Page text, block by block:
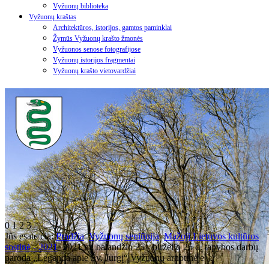
Vyžuonų biblioteka
Vyžuonų kraštas
Architektūros, istorijos, gamtos paminklai
Žymūs Vyžuonų krašto žmonės
Vyžuonos senose fotografijose
Vyžuonų istorijos fragmentai
Vyžuonų krašto vietovardžiai
0123
Jūs esate čia:Pradžia Vyžuonų seniūnija Mažoji Lietuvos kultūros
sostinė - 2021 2021 m. balandžio 25 - birželio 25 d. tapybos darbų
paroda „Legenda apie Šv. Jurgį“ Vyžuonų arnotinėje